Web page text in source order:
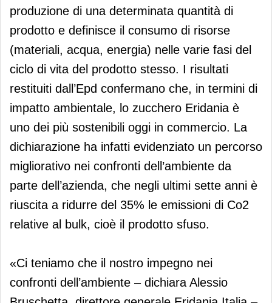
produzione di una determinata quantità di
prodotto e definisce il consumo di risorse
(materiali, acqua, energia) nelle varie fasi del
ciclo di vita del prodotto stesso. I risultati
restituiti dall’Epd confermano che, in termini di
impatto ambientale, lo zucchero Eridania è
uno dei più sostenibili oggi in commercio. La
dichiarazione ha infatti evidenziato un percorso
migliorativo nei confronti dell’ambiente da
parte dell’azienda, che negli ultimi sette anni è
riuscita a ridurre del 35% le emissioni di Co2
relative al bulk, cioè il prodotto sfuso.
«Ci teniamo che il nostro impegno nei
confronti dell’ambiente – dichiara Alessio